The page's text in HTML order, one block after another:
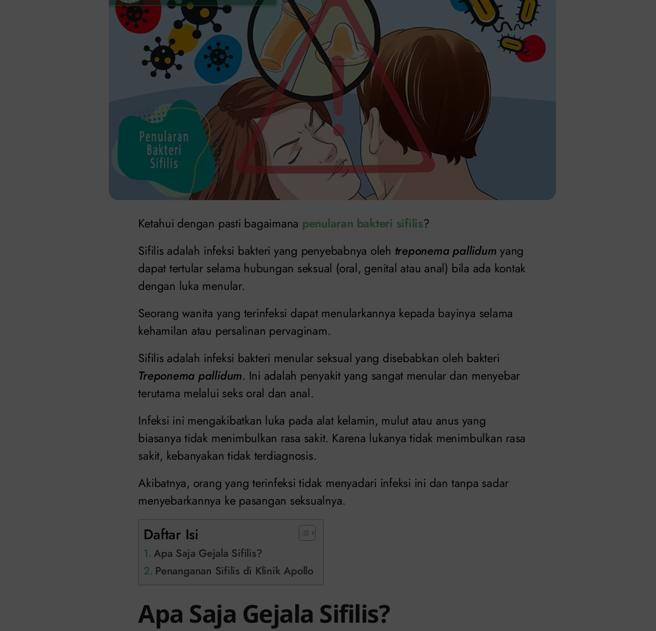
Ketahui dengan pasti bagaimana penularan bakteri sifilis?
Sifilis adalah infeksi bakteri yang penyebabnya oleh treponema pallidum yang
dapat tertular selama hubungan seksual (oral, genital atau anal) bila ada kontak
dengan luka menular.
Seorang wanita yang terinfeksi dapat menularkannya kepada bayinya selama
kehamilan atau persalinan pervaginam.
Sifilis adalah infeksi bakteri menular seksual yang disebabkan oleh bakteri
Treponema pallidum. Ini adalah penyakit yang sangat menular dan menyebar
terutama melalui seks oral dan anal.
Infeksi ini mengakibatkan luka pada alat kelamin, mulut atau anus yang
biasanya tidak menimbulkan rasa sakit. Karena lukanya tidak menimbulkan rasa
sakit, kebanyakan tidak terdiagnosis.
Akibatnya, orang yang terinfeksi tidak menyadari infeksi ini dan tanpa sadar
menyebarkannya ke pasangan seksualnya.
Daftar Isi
Apa Saja Gejala Sifilis?
Penanganan Sifilis di Klinik Apollo
Apa Saja Gejala Sifilis?